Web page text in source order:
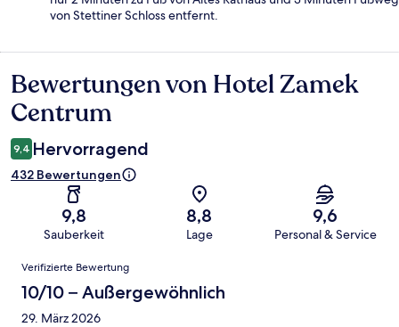
von Stettiner Schloss entfernt.
Bewertungen
Bewertungen von Hotel Zamek
Centrum
9,4 Hervorragend
432 Bewertungen
9,8
Sauberkeit
8,8
Lage
9,6
Personal & Service
Bewertungen
Verifizierte Bewertung
10/10 – Außergewöhnlich
29. März 2026